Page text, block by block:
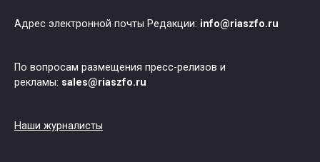
Адрес электронной почты Редакции: info@riaszfo.ru
По вопросам размещения пресс-релизов и
рекламы: sales@riaszfo.ru
Наши журналисты